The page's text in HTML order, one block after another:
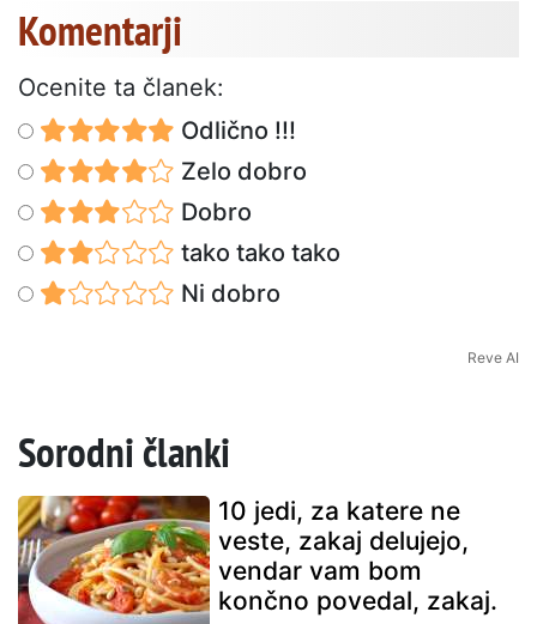
Komentarji
Ocenite ta članek:
Odlično !!!
Zelo dobro
Dobro
tako tako tako
Ni dobro
Reve AI
Sorodni članki
10 jedi, za katere ne
veste, zakaj delujejo,
vendar vam bom
končno povedal, zakaj.